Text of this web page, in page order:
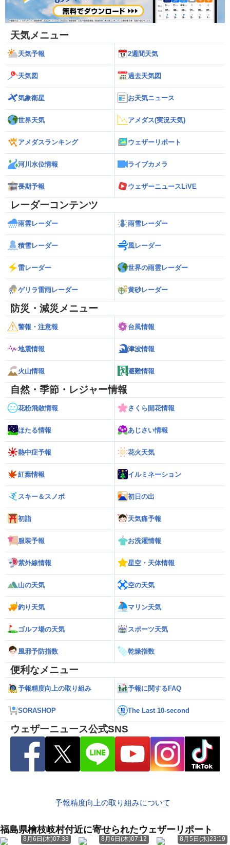
天気メニュー
天気予報 2週間天気
天気図 過去天気図
気象衛星 お天気ニュース
世界天気 アメダス(実況天気)
アメダスランキング ウェザーリポート
河川水位情報 ライブカメラ
長期予報 ウェザーニュースLiVE
レーダーコンテンツ
雨雲レーダー 雨雪レーダー
積雪レーダー 風レーダー
雷レーダー 世界の雨雲レーダー
ゲリラ雷雨レーダー 黄砂レーダー
防災・減災メニュー
警報・注意報 台風情報
地震情報 津波情報
火山情報 避難情報
自然・季節・レジャー情報
花粉飛散情報 さくら開花情報
ほたる情報 あじさい情報
熱中症予報 花火天気
紅葉情報 イルミネーション
スキー＆スノボ 初日の出
初詣 天気痛予報
服装予報 お洗濯情報
紫外線情報 星空・天体情報
山の天気 空の天気
釣り天気 マリン天気
ゴルフ場の天気 スポーツ天気
風邪予防指数 乾燥指数
便利なメニュー
予報精度向上の取り組み 予報に関するFAQ
SORASHOP The Last 10-second
ウェザーニュース公式SNS
予報精度向上の取り組みについて
福島県檜枝岐村付近に寄せられたウェザーリポート
8月6日(木)07:33 8月6日(木)07:12 8月5日(水)23:19